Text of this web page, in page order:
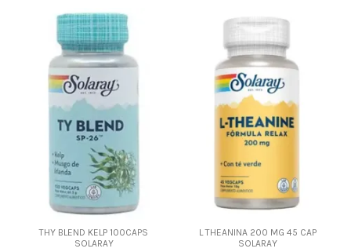
THY BLEND KELP 100CAPS
SOLARAY
L THEANINA 200 MG 45 CAP
SOLARAY